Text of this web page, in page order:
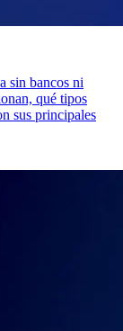
sin bancos ni
qué tipos
sus principales